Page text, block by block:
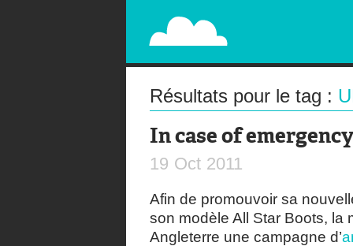
PAPERPLANE
STREET, AMBIENT, GUÉRILLA MARKETING
Résultats pour le tag :
In case of emergency
19 Oct 2011
Afin de promouvoir sa
son modèle All Star Boots, la
Angleterre une campagne d’